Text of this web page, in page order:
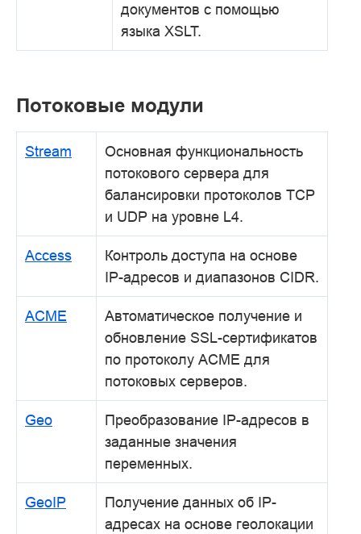
документов с помощью
языка XSLT.
Потоковые модули
Stream
Основная функциональность
потокового сервера для
балансировки протоколов TCP
и UDP на уровне L4.
Access
Контроль доступа на основе
IP-адресов и диапазонов CIDR.
ACME
Автоматическое получение и
обновление SSL-сертификатов
по протоколу ACME для
потоковых серверов.
Geo
Преобразование IP-адресов в
заданные значения
переменных.
GeoIP
Получение данных об IP-
адресах на основе геолокации